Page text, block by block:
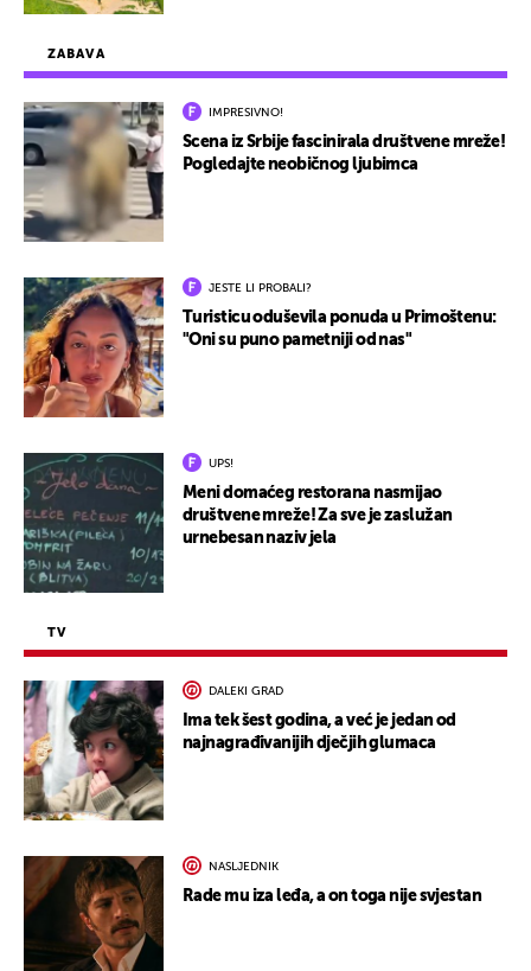
ZABAVA
IMPRESIVNO!
Scena iz Srbije fascinirala društvene mreže!
Pogledajte neobičnog ljubimca
JESTE LI PROBALI?
Turisticu oduševila ponuda u Primoštenu:
"Oni su puno pametniji od nas"
UPS!
Meni domaćeg restorana nasmijao
društvene mreže! Za sve je zaslužan
urnebesan naziv jela
TV
DALEKI GRAD
Ima tek šest godina, a već je jedan od
najnagrađivanijih dječjih glumaca
NASLJEDNIK
Rade mu iza leđa, a on toga nije svjestan